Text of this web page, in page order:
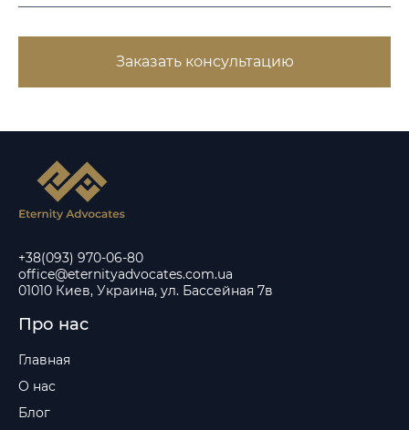
Заказать консультацию
+38(093) 970-06-80
office@eternityadvocates.com.ua
01010 Киев, Украина, ул. Бассейная 7в
Про нас
Главная
О нас
Блог